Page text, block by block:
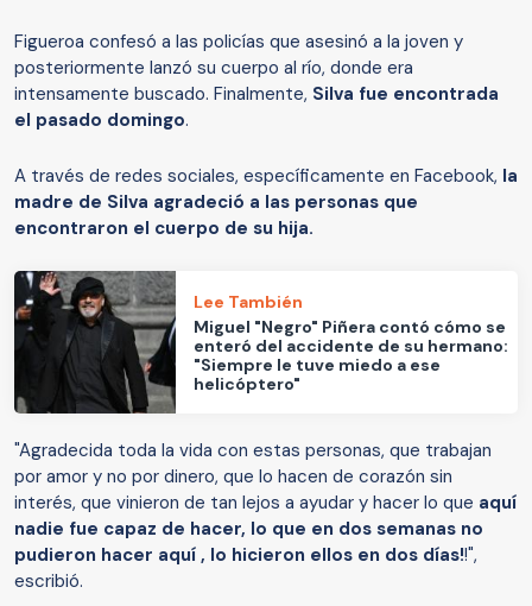
Figueroa confesó a las policías que asesinó a la joven y
posteriormente lanzó su cuerpo al río, donde era
intensamente buscado. Finalmente, Silva fue encontrada
el pasado domingo.
A través de redes sociales, específicamente en Facebook, la
madre de Silva agradeció a las personas que
encontraron el cuerpo de su hija.
Lee También
Miguel "Negro" Piñera contó cómo se
enteró del accidente de su hermano:
"Siempre le tuve miedo a ese
helicóptero"
"Agradecida toda la vida con estas personas, que trabajan
por amor y no por dinero, que lo hacen de corazón sin
interés, que vinieron de tan lejos a ayudar y hacer lo que aquí
nadie fue capaz de hacer, lo que en dos semanas no
pudieron hacer aquí , lo hicieron ellos en dos días!!",
escribió.